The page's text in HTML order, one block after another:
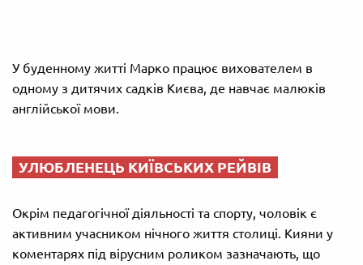
У буденному житті Марко працює вихователем в
одному з дитячих садків Києва, де навчає малюків
англійської мови.
УЛЮБЛЕНЕЦЬ КИЇВСЬКИХ РЕЙВІВ
Окрім педагогічної діяльності та спорту, чоловік є
активним учасником нічного життя столиці. Кияни у
коментарях під вірусним роликом зазначають, що